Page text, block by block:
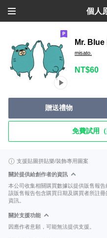
個人
Mr.
misato.
NT$60
贈送禮物
免費試用（
支援貼圖拼貼樂/裝飾專用圖案
關於提供給創作者的資訊
本公司收集相關購買數據以提供販售報告
該販售報告包含購買日期及購買者所註
資訊。
關於支援功能
因應作者意願，可能無法提供支援。